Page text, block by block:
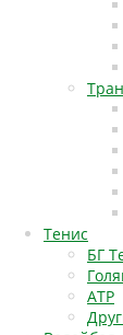
Тенис
БГ
АТР